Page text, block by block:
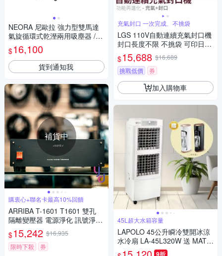
NEORA 尼歐拉 強力型雙馬達
氣旋循環式乾溼兩用吸塵器 /台
AS-800
$16,100
貨到通知我
補貨中
購衷心+聯名卡最高10%回饋
ARRIBA T-1601 T1601 雙孔
隔離變壓器 電源淨化 訊號淨化
電訊分離 隔離 純淨 電源 MIT
台灣製
$15,242 $16,935
限時下殺
券
充氣封口 一次完成、不挑袋
LGS 110V自動連續充氣封口機
封口長度不限 不挑袋 可印日期
封口機 包裝機 封袋機 封口
$15,688 $16,689
挑戰低價
券
加入購物車
45L超大水箱容量
LAPOLO 45公升瞬冷雙開冰涼
水冷扇 LA-45L320W 送 MATU
RE美萃 440系列氣泡水機搭配
9折